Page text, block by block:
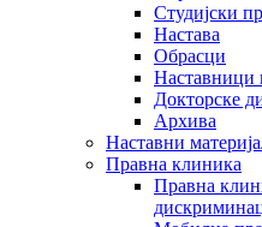
Студијски
Настава
Обрасци
Наставници
Докторске
Архива
Наставни
Правна клиника
Правна